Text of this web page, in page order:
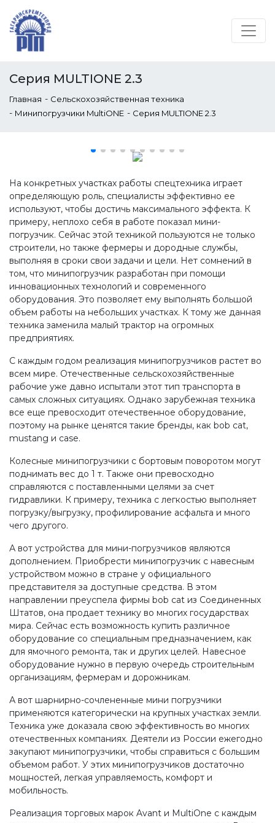
Серия MULTIONE 2.3
Главная - Сельскохозяйственная техника
- Минипогрузчики MultiONE - Серия MULTIONE 2.3
На конкретных участках работы спецтехника играет
определяющую роль, специалисты эффективно ее
используют, чтобы достичь максимального эффекта. К
примеру, неплохо себя в работе показал мини-
погрузчик. Сейчас этой техникой пользуются не только
строители, но также фермеры и дородные службы,
выполняя в сроки свои задачи и цели. Нет сомнений в
том, что минипогрузчик разработан при помощи
инновационных технологий и современного
оборудования. Это позволяет ему выполнять большой
объем работы на небольших участках. К тому же данная
техника заменила малый трактор на огромных
предприятиях.
С каждым годом реализация минипогрузчиков растет во
всем мире. Отечественные сельскохозяйственные
рабочие уже давно испытали этот тип транспорта в
самых сложных ситуациях. Однако зарубежная техника
все еще превосходит отечественное оборудование,
поэтому на рынке ценятся такие бренды, как bob cat,
mustang и case.
Колесные минипогрузчики с бортовым поворотом могут
поднимать вес до 1 т. Также они превосходно
справляются с поставленными целями за счет
гидравлики. К примеру, техника с легкостью выполняет
погрузку/выгрузку, профилирование асфальта и много
чего другого.
А вот устройства для мини-погрузчиков являются
дополнением. Приобрести минипогрузчик с навесным
устройством можно в стране у официального
представителя за доступные средства. В этом
направлении преуспела фирмы bob cat из Соединенных
Штатов, она продает технику во многих государствах
мира. Сейчас есть возможность купить различное
оборудование со специальным предназначением, как
для ямочного ремонта, так и других целей. Навесное
оборудование нужно в первую очередь строительным
организациям, фермерам и дорожникам.
А вот шарнирно-сочлененные мини погрузчики
применяются категорически на крупных участках земли.
Техника уже доказала свою эффективность во многих
отечественных компаниях. Деятели из России ежегодно
закупают минипогрузчики, чтобы справиться с большим
объемом работ. У этих минипогрузчиков достаточно
мощностей, легкая управляемость, комфорт и
мобильность.
Реализация торговых марок Avant и MultiOne с каждым